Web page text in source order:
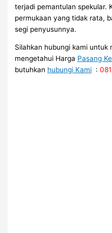
terjadi pemantulan spekular.
permukaan yang tidak rata,
segi penyusunnya.
Silahkan hubungi kami
mengetahui Harga Pasang
butuhkan hubungi Kami :